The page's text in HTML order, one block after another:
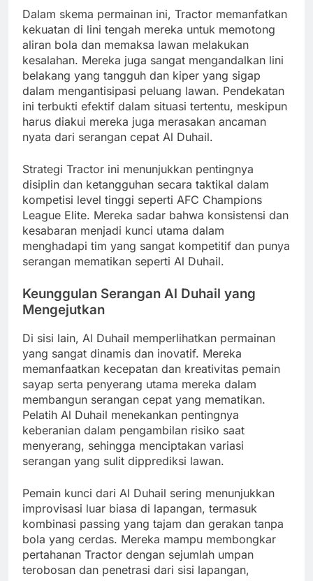
Dalam skema permainan ini, Tractor memanfatkan
kekuatan di lini tengah mereka untuk memotong
aliran bola dan memaksa lawan melakukan
kesalahan. Mereka juga sangat mengandalkan lini
belakang yang tangguh dan kiper yang sigap
dalam mengantisipasi peluang lawan. Pendekatan
ini terbukti efektif dalam situasi tertentu, meskipun
harus diakui mereka juga merasakan ancaman
nyata dari serangan cepat Al Duhail.
Strategi Tractor ini menunjukkan pentingnya
disiplin dan ketangguhan secara taktikal dalam
kompetisi level tinggi seperti AFC Champions
League Elite. Mereka sadar bahwa konsistensi dan
kesabaran menjadi kunci utama dalam
menghadapi tim yang sangat kompetitif dan punya
serangan mematikan seperti Al Duhail.
Keunggulan Serangan Al Duhail yang
Mengejutkan
Di sisi lain, Al Duhail memperlihatkan permainan
yang sangat dinamis dan inovatif. Mereka
memanfaatkan kecepatan dan kreativitas pemain
sayap serta penyerang utama mereka dalam
membangun serangan cepat yang mematikan.
Pelatih Al Duhail menekankan pentingnya
keberanian dalam pengambilan risiko saat
menyerang, sehingga menciptakan variasi
serangan yang sulit dipprediksi lawan.
Pemain kunci dari Al Duhail sering menunjukkan
improvisasi luar biasa di lapangan, termasuk
kombinasi passing yang tajam dan gerakan tanpa
bola yang cerdas. Mereka mampu membongkar
pertahanan Tractor dengan sejumlah umpan
terobosan dan penetrasi dari sisi lapangan,